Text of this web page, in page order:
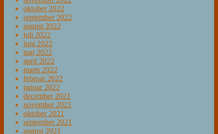
oktober 2022
september 2022
august 2022
juli 2022
juni 2022
maj 2022
april 2022
marts 2022
februar 2022
januar 2022
december 2021
november 2021
oktober 2021
september 2021
august 2021